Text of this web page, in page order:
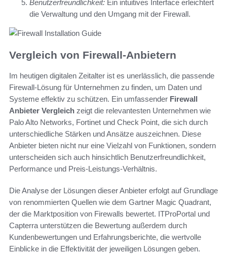
Benutzerfreundlichkeit: Ein intuitives Interface erleichtert
die Verwaltung und den Umgang mit der Firewall.
Vergleich von Firewall-Anbietern
Im heutigen digitalen Zeitalter ist es unerlässlich, die passende
Firewall-Lösung für Unternehmen zu finden, um Daten und
Systeme effektiv zu schützen. Ein umfassender Firewall
Anbieter Vergleich zeigt die relevantesten Unternehmen wie
Palo Alto Networks, Fortinet und Check Point, die sich durch
unterschiedliche Stärken und Ansätze auszeichnen. Diese
Anbieter bieten nicht nur eine Vielzahl von Funktionen, sondern
unterscheiden sich auch hinsichtlich Benutzerfreundlichkeit,
Performance und Preis-Leistungs-Verhältnis.
Die Analyse der Lösungen dieser Anbieter erfolgt auf Grundlage
von renommierten Quellen wie dem Gartner Magic Quadrant,
der die Marktposition von Firewalls bewertet. ITProPortal und
Capterra unterstützen die Bewertung außerdem durch
Kundenbewertungen und Erfahrungsberichte, die wertvolle
Einblicke in die Effektivität der jeweiligen Lösungen geben.